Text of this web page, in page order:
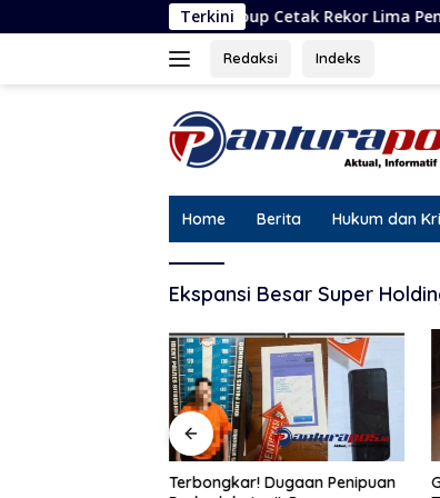
ke
Terkini
Triv Group Cetak Rekor Lima Penghargaan dalam
Redaksi Indeks
Home Berita Hukum dan
Ekspansi Besar Super
Terbongkar! Dugaan Penipuan